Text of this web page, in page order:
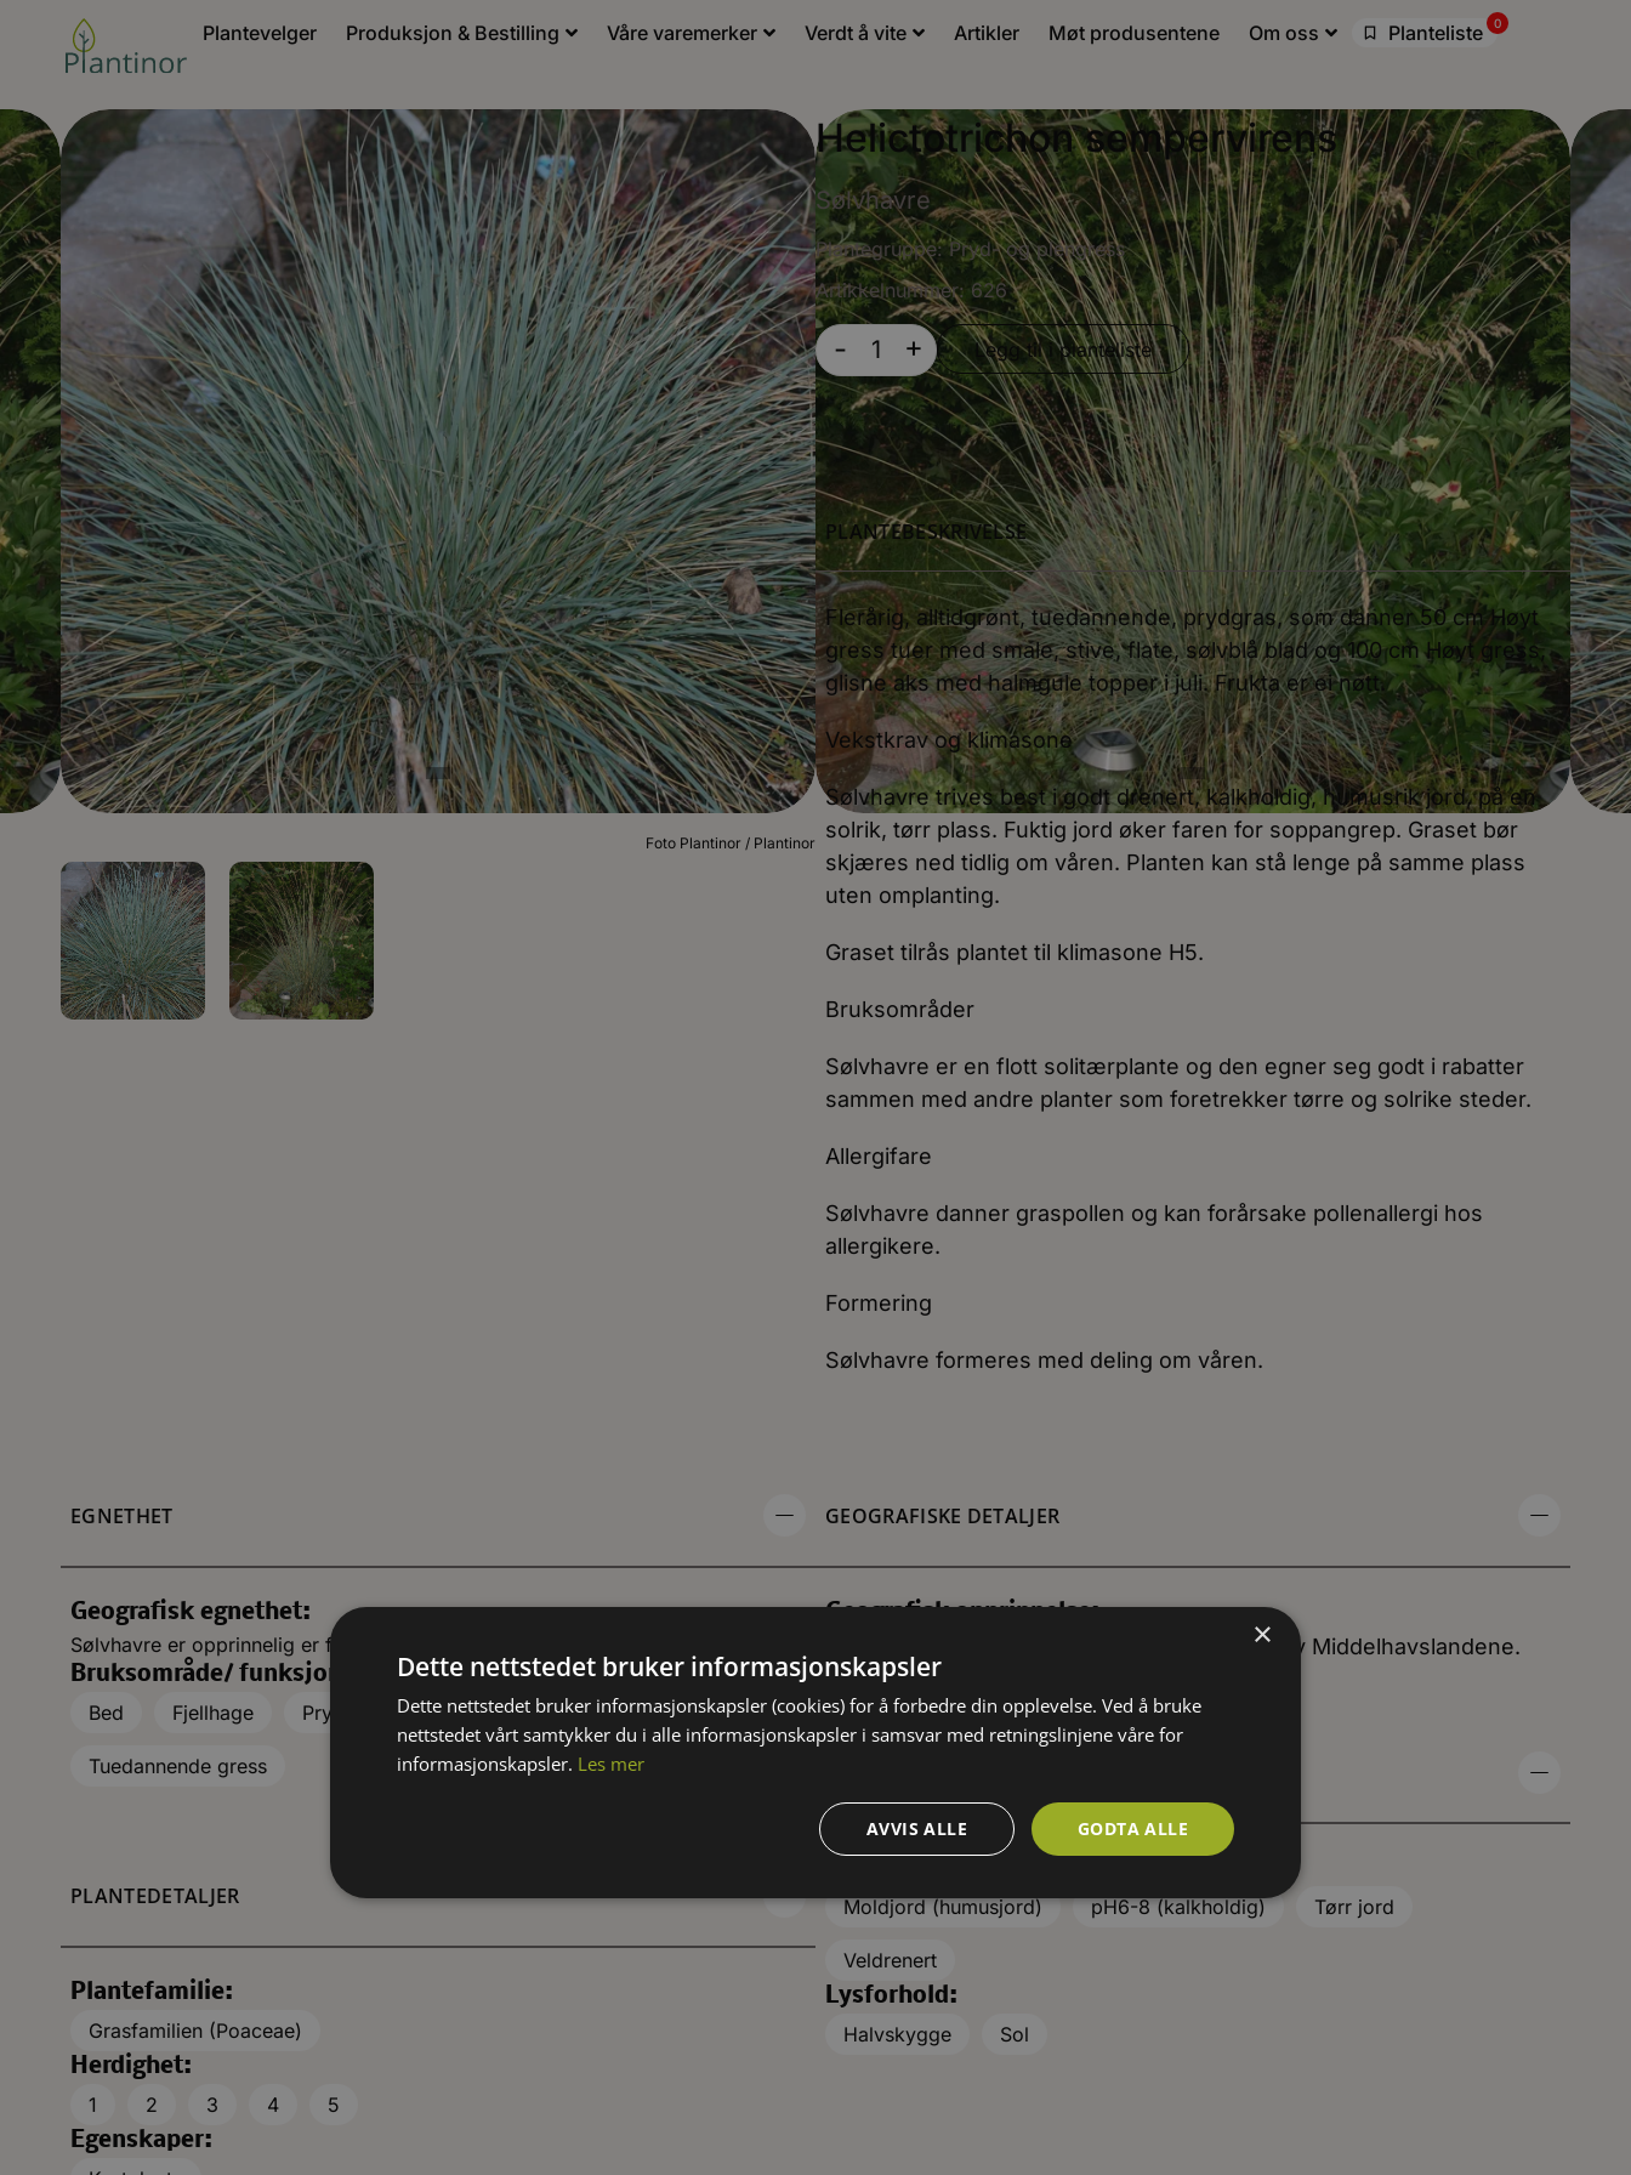
Plantevelger Produksjon & Bestilling Våre varemerker Verdt å vite Artikler Møt produsentene Om oss Planteliste 0
Foto Plantinor / Plantinor
Helictotrichon sempervirens
Sølvhavre
Plantegruppe:Pryd- og plengress
Artikkelnummer: 626
- + Legg til i planteliste
PLANTEBESKRIVELSE
Flerårig, alltidgrønt, tuedannende, prydgras, som danner 50 cm Høyt
gress tuer med smale, stive, flate, sølvblå blad og 100 cm Høyt gress,
glisne aks med halmgule topper i juli. Frukta er ei nøtt.
Vekstkrav og klimasone
Sølvhavre trives best i godt drenert, kalkholdig, humusrik jord, på en
solrik, tørr plass. Fuktig jord øker faren for soppangrep. Graset bør
skjæres ned tidlig om våren. Planten kan stå lenge på samme plass
uten omplanting.
Graset tilrås plantet til klimasone H5.
Bruksområder
Sølvhavre er en flott solitærplante og den egner seg godt i rabatter
sammen med andre planter som foretrekker tørre og solrike steder.
Allergifare
Sølvhavre danner graspollen og kan forårsake pollenallergi hos
allergikere.
Formering
Sølvhavre formeres med deling om våren.
EGNETHET
Geografisk egnethet:
Sølvhavre er opprinnelig er fra vestre deler av Middelhavslandene.
Bruksområde/ funksjon:
Bed
Fjellhage Prydgress Rabatt, bed Solitær
Tuedannende gress
PLANTEDETALJER
Plantefamilie:
Grasfamilien (Poaceae)
Herdighet:
1
2 3 4
5
Egenskaper:
GEOGRAFISKE DETALJER
Geografisk opprinnelse:
Sølvhavre er opprinnelig er fra vestre deler av Middelhavslandene.
Moldjord (humusjord)
pH6-8 (kalkholdig) Tørr jord
Veldrenert
Lysforhold:
Halvskygge
Sol
×
Dette nettstedet bruker informasjonskapsler
Dette nettstedet bruker informasjonskapsler (cookies) for å forbedre din opplevelse. Ved å bruke
nettstedet vårt samtykker du i alle informasjonskapsler i samsvar med retningslinjene våre for
informasjonskapsler. Les mer
GODTA ALLE
AVVIS ALLE